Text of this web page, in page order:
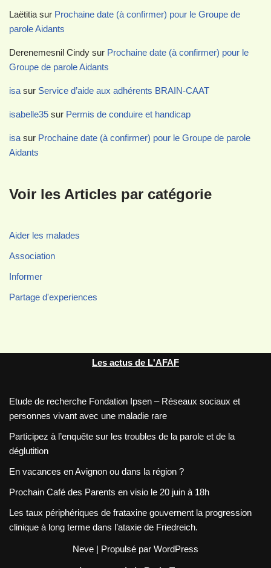
Laëtitia sur Prochaine date (à confirmer) pour le Groupe de
parole Aidants
Derenemesnil Cindy sur Prochaine date (à confirmer) pour le
Groupe de parole Aidants
isa sur Service d’aide aux adhérents BRAIN-CAAT
isabelle35 sur Permis de conduire et handicap
isa sur Prochaine date (à confirmer) pour le Groupe de parole
Aidants
Voir les Articles par catégorie
Aider les malades
Association
Informer
Partage d'experiences
Les actus de L'AFAF
Etude de recherche Fondation Ipsen – Réseaux sociaux et
personnes vivant avec une maladie rare
Participez à l’enquête sur les troubles de la parole et de la
déglutition
En vacances en Avignon ou dans la région ?
Prochain Café des Parents en visio le 20 juin à 18h
Les taux périphériques de frataxine gouvernent la progression
clinique à long terme dans l’ataxie de Friedreich.
Neve | Propulsé par WordPress